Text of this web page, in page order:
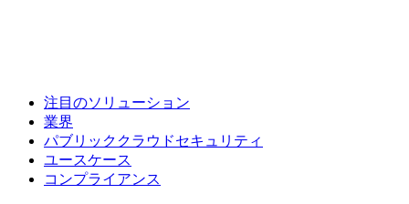
注目のソリューション
業界
パブリッククラウドセキュリティ
ユースケース
コンプライアンス